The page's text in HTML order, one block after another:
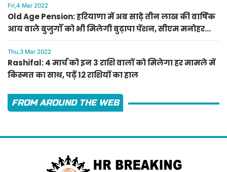
Fri,4 Mar 2022
Old Age Pension: हरियाणा में अब साढ़े तीन लाख की वार्षिक
आय वाले बुजुर्गों को भी मिलेगी बुढ़ापा पेंशन, सीएम मनोहर
लाल का ऐलान
Thu,3 Mar 2022
Rashifal: 4 मार्च को इन 3 राशि वालों को मिलेगा हर मामले में
किस्मत का साथ, पढ़ें 12 राशियों का हाल
FROM AROUND THE WEB